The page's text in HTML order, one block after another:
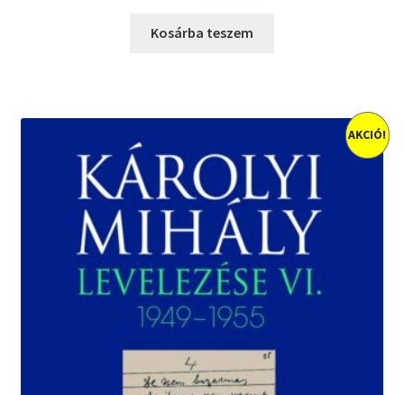
was:
is:
Kosárba teszem
AKCIÓ!